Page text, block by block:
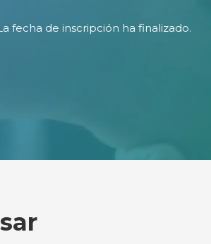
fecha de inscripción ha finalizado.